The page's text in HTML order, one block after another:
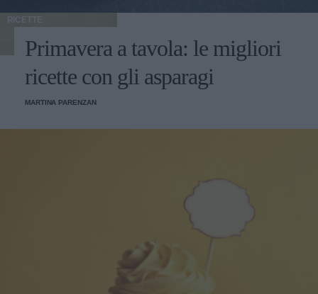
RICETTE
Primavera a tavola: le migliori
ricette con gli asparagi
MARTINA PARENZAN